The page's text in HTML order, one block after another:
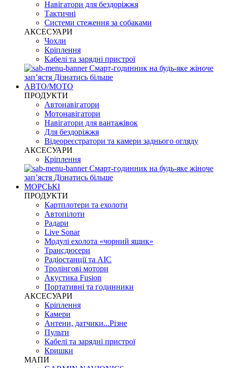
Навігатори для бездоріжжя
Тактичні
Системи стеження за собаками
АКСЕСУАРИ
Чохли
Кріплення
Кабелі та зарядні пристрої
Смарт-годинник на будь-яке жіноче
запʼястя Дізнатись більше
АВТО/МОТО
ПРОДУКТИ
Автонавігатори
Мотонавігатори
Навігатори для вантажівок
Для бездоріжжя
Відеореєстратори та камери заднього огляду
АКСЕСУАРИ
Кріплення
Смарт-годинник на будь-яке жіноче
запʼястя Дізнатись більше
МОРСЬКІ
ПРОДУКТИ
Картплотери та ехолоти
Автопілоти
Радари
Live Sonar
Модулі ехолота «чорний ящик»
Трансдюсери
Радіостанції та АІС
Тролінгові мотори
Акустика Fusion
Портативні та годинники
АКСЕСУАРИ
Кріплення
Камери
Антени, датчики...Різне
Пульти
Кабелі та зарядні пристрої
Кришки
МАПИ